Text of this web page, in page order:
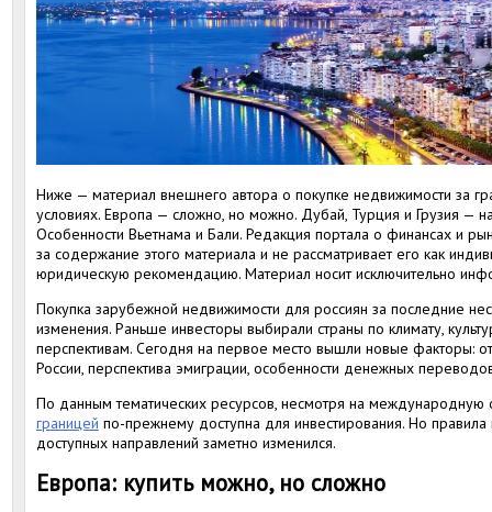
Ниже — материал внешнего автора о покупке недвижимости за
условиях. Европа — сложно, но можно. Дубай, Турция и Грузия —
Особенности Вьетнама и Бали. Редакция портала о финансах и
за содержание этого материала и не рассматривает его как
юридическую рекомендацию. Материал носит исключительно
Покупка зарубежной недвижимости для россиян за последние
изменения. Раньше инвесторы выбирали страны по климату,
перспективам. Сегодня на первое место вышли новые факторы:
России, перспектива эмиграции, особенности денежных
По данным тематических ресурсов, несмотря на международную
границей по-прежнему доступна для инвестирования. Но правила
доступных направлений заметно изменился.
Европа: купить можно, но сложно